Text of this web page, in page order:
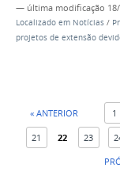
— última modificação
Localizado em Notícias /
projetos de extensão
« ANTERIOR 1
21 22 23